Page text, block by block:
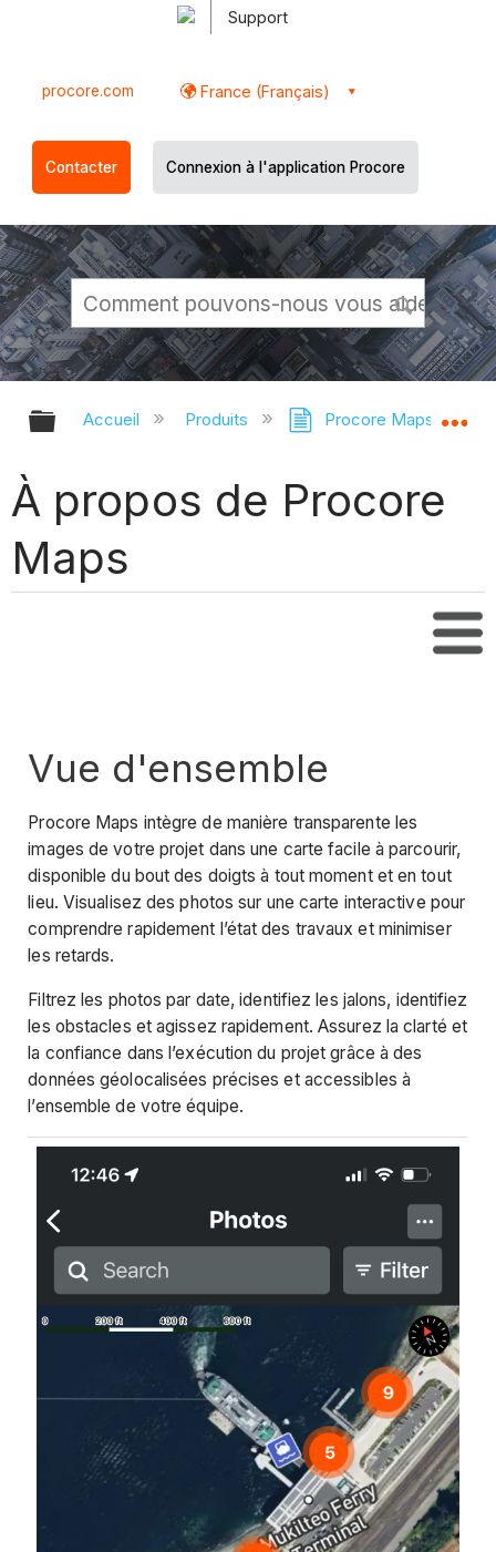
Support
procore.com France (Français)
Contacter Connexion à l'application Procore
Développer/réduire la hiérarchie
Accueil Produits Procore Maps
À propos de Procore
Maps
Vue d'ensemble
Procore Maps intègre de manière transparente les
images de votre projet dans une carte facile à parcourir,
disponible du bout des doigts à tout moment et en tout
lieu. Visualisez des photos sur une carte interactive pour
comprendre rapidement l’état des travaux et minimiser
les retards.
Filtrez les photos par date, identifiez les jalons, identifiez
les obstacles et agissez rapidement. Assurez la clarté et
la confiance dans l’exécution du projet grâce à des
données géolocalisées précises et accessibles à
l’ensemble de votre équipe.